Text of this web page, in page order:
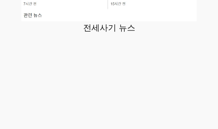
전세사기 뉴스